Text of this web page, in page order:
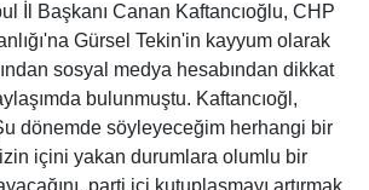
İl Başkanı Canan Kaftancıoğlu, CHP
Gürsel Tekin'in kayyum olarak
sosyal medya hesabından dikkat
bulunmuştu. Kaftancıoğl,
dönemde söyleyeceğim herhangi bir
içini yakan durumlara olumlu bir
parti içi kutuplaşmayı artırmak